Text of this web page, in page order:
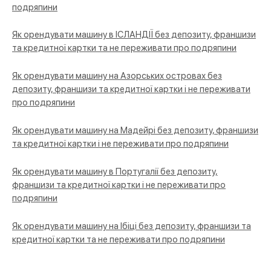
подряпини
Як орендувати машину в ІСЛАНДІЇ без депозиту, франшизи
та кредитної картки та не переживати про подряпини
Як орендувати машину на Азорських островах без
депозиту, франшизи та кредитної картки і не переживати
про подряпини
Як орендувати машину на Мадейрі без депозиту, франшизи
та кредитної картки і не переживати про подряпини
Як орендувати машину в Португалії без депозиту,
франшизи та кредитної картки і не переживати про
подряпини
Як орендувати машину на Ібіці без депозиту, франшизи та
кредитної картки та не переживати про подряпини